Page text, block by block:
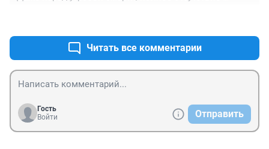
Читать все комментарии
Гость
Войти
Отправить